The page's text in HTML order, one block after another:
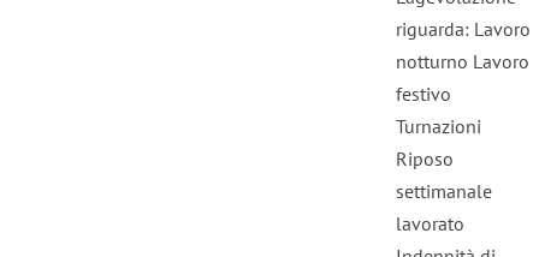
riguarda: Lavoro
notturno Lavoro
festivo
Turnazioni
Riposo
settimanale
lavorato